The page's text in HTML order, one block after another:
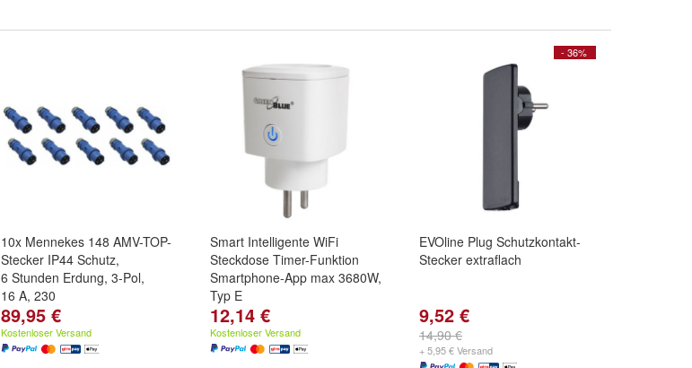
10x Mennekes 148 AMV-TOP-
Stecker IP44 Schutz,
6 Stunden Erdung, 3-Pol,
16 A, 230
89,95 €
Kostenloser Versand
Smart Intelligente WiFi
Steckdose Timer-Funktion
Smartphone-App max 3680W,
Typ E
12,14 €
Kostenloser Versand
- 36%
EVOline Plug Schutzkontakt-
Stecker extraflach
9,52 €
14,90 €
+ 5,95 € Versand